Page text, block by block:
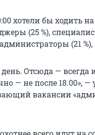
хотели бы ходить
(25 %),
(21
Отсюда — всегда
— не после 18.00»,
вакансии